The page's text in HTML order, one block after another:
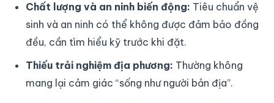
Chất lượng và an ninh biến động: Tiêu chuẩn vệ
sinh và an ninh có thể không được đảm bảo đồng
đều, cần tìm hiểu kỹ trước khi đặt.
Thiếu trải nghiệm địa phương: Thường không
mang lại cảm giác “sống như người bản địa”.